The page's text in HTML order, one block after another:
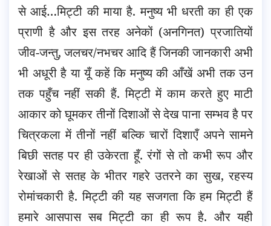
से आई…मिट्टी की माया है. मनुष्य भी धरती का ही एक
प्राणी है और इस तरह अनेकों (अनगिनत) प्रजातियों
जीव-जन्तु, जलचर/नभचर आदि हैं जिनकी जानकारी अभी
भी अधूरी है या यूँ कहें कि मनुष्य की आँखें अभी तक उन
तक पहुँच नहीं सकी हैं. मिट्टी में काम करते हुए माटी
आकार को घूमकर तीनों दिशाओं से देख पाना सम्भव है पर
चित्रकला में तीनों नहीं बल्कि चारों दिशाएँ अपने सामने
बिछी सतह पर ही उकेरता हूँ. रंगों से तो कभी रूप और
रेखाओं से सतह के भीतर गहरे उतरने का सुख, रहस्य
रोमांचकारी है. मिट्टी की यह सजगता कि हम मिट्टी हैं
हमारे आसपास सब मिट्टी का ही रूप है. और यही